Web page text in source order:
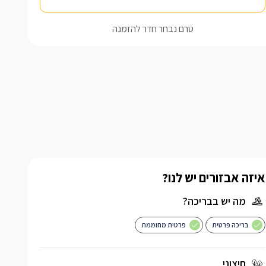
טרם נבחר חדר להזמנה
איזה אבזורים יש לנו?
מה יש בבריכה?
בריכה פרטית פרטית מחוממת
חיצוני